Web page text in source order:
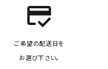
credit_score
ご希望の配送日を
お選び下さい。